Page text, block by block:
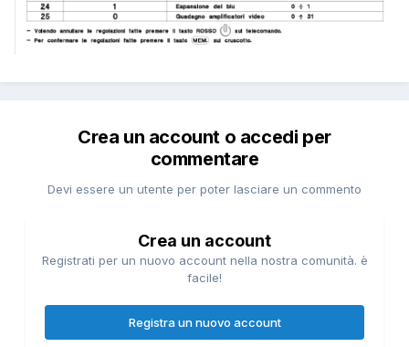
Crea un account o accedi per
commentare
Devi essere un utente per poter lasciare un commento
Crea un account
Registrati per un nuovo account nella nostra comunità. è
facile!
Registra un nuovo account